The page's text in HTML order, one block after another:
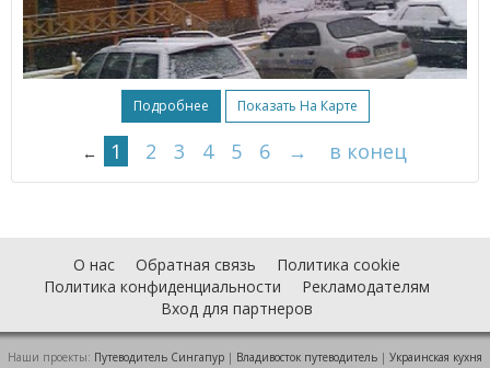
Подробнее Показать На Карте
← 1 2 3 4 5 6 → в конец
О нас Обратная связь
Политика cookie
Политика конфиденциальности
Рекламодателям
Вход для партнеров
Наши проекты: Путеводитель Сингапур | Владивосток путеводитель | Украинская кухня